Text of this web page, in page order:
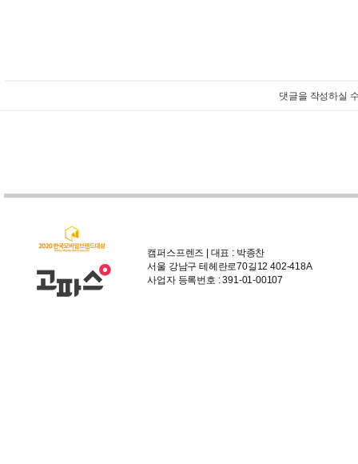
댓글을 작성하실
캠퍼스프렌즈 | 대표 : 박종찬
서울 강남구 테헤란로70길12 402-418A
사업자 등록번호 : 391-01-00107